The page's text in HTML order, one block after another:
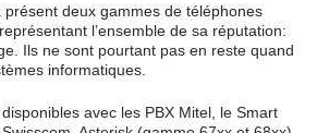
deux gammes de téléphones
l’ensemble de sa réputation:
Ils ne sont pourtant pas en reste quand
informatiques.
avec les PBX Mitel, le Smart